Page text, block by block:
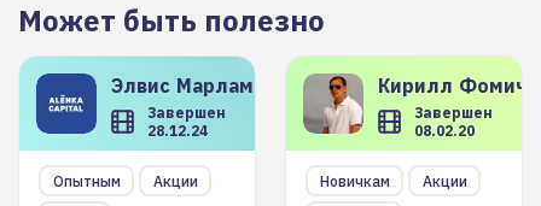
Может быть полезно
Элвис Марламов
Завершен
28.12.24
Опытным
Акции
Кирилл
Завершен
08.02.20
Новичкам
Акции